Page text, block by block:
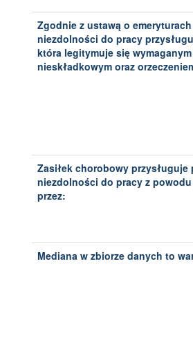
Zgodnie z ustawą o
niezdolności do pracy
która legitymuje się
nieskładkowym oraz
Zasiłek chorobowy przysługuje
niezdolności do pracy z
przez:
Mediana w zbiorze danych to